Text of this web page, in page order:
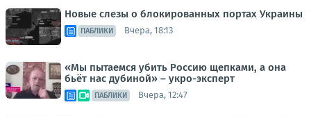
Новые слезы о блокированных портах Украины
ПАБЛИКИ Вчера, 18:13
«Мы пытаемся убить Россию щепками, а она
бьёт нас дубиной» – укро-эксперт
ПАБЛИКИ Вчера, 12:47